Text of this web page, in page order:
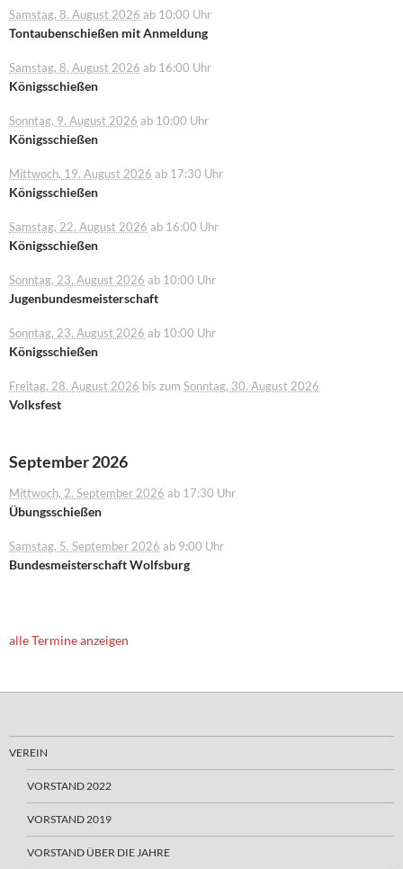
Samstag, 8. August 2026 ab 10:00 Uhr
Tontaubenschießen mit Anmeldung
Samstag, 8. August 2026 ab 16:00 Uhr
Königsschießen
Sonntag, 9. August 2026 ab 10:00 Uhr
Königsschießen
Mittwoch, 19. August 2026 ab 17:30 Uhr
Königsschießen
Samstag, 22. August 2026 ab 16:00 Uhr
Königsschießen
Sonntag, 23. August 2026 ab 10:00 Uhr
Jugenbundesmeisterschaft
Sonntag, 23. August 2026 ab 10:00 Uhr
Königsschießen
Freitag, 28. August 2026 bis zum Sonntag, 30. August 2026
Volksfest
September 2026
Mittwoch, 2. September 2026 ab 17:30 Uhr
Übungsschießen
Samstag, 5. September 2026 ab 9:00 Uhr
Bundesmeisterschaft Wolfsburg
alle Termine anzeigen
VEREIN
VORSTAND 2022
VORSTAND 2019
VORSTAND ÜBER DIE JAHRE